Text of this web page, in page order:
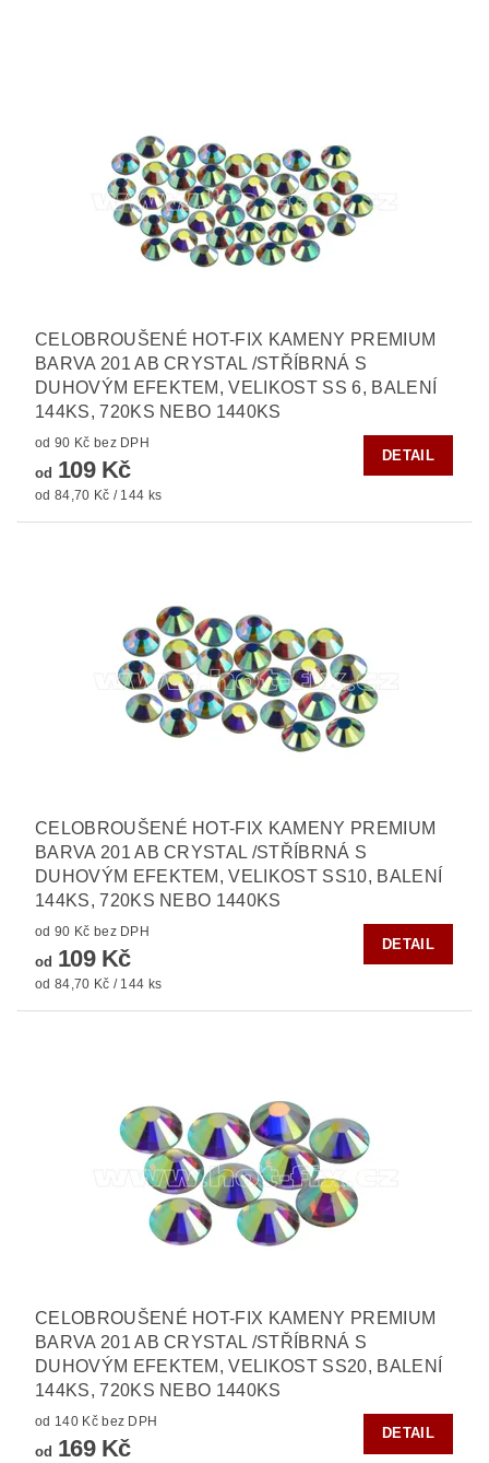
CELOBROUŠENÉ HOT-FIX KAMENY PREMIUM
BARVA 201 AB CRYSTAL /STŘÍBRNÁ S
DUHOVÝM EFEKTEM, VELIKOST SS 6, BALENÍ
144KS, 720KS NEBO 1440KS
od 90 Kč bez DPH
od 109 Kč
od 84,70 Kč / 144 ks
DETAIL
CELOBROUŠENÉ HOT-FIX KAMENY PREMIUM
BARVA 201 AB CRYSTAL /STŘÍBRNÁ S
DUHOVÝM EFEKTEM, VELIKOST SS10, BALENÍ
144KS, 720KS NEBO 1440KS
od 90 Kč bez DPH
od 109 Kč
od 84,70 Kč / 144 ks
DETAIL
CELOBROUŠENÉ HOT-FIX KAMENY PREMIUM
BARVA 201 AB CRYSTAL /STŘÍBRNÁ S
DUHOVÝM EFEKTEM, VELIKOST SS20, BALENÍ
144KS, 720KS NEBO 1440KS
od 140 Kč bez DPH
od 169 Kč
DETAIL